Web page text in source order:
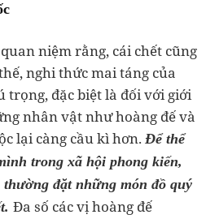
niệm rằng, cái chết cũng
nghi thức mai táng của
trọng, đặc biệt là đối với giới
nhân vật như hoàng đế và
lại càng cầu kì hơn. Để thể
trong xã hội phong kiến,
đặt những món đồ quý
Đa số các vị hoàng đế